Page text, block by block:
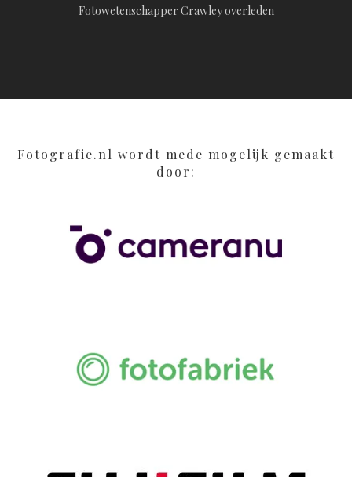
Fotowetenschapper Crawley overleden
Fotografie.nl wordt mede mogelijk gemaakt
door: